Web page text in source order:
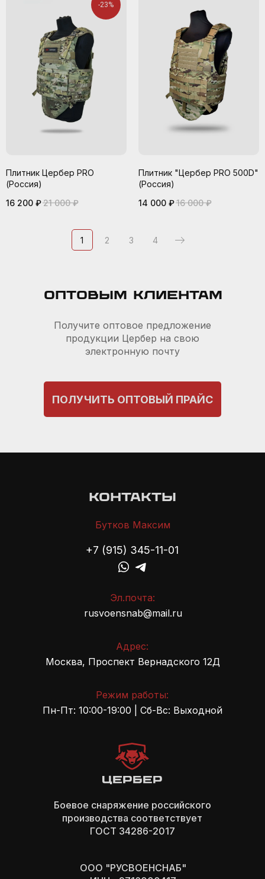
-23%
Плитник Цербер PRO
(Россия)
16 200 ₽21 000 ₽
Плитник "Цербер PRO 500D"
(Россия)
14 000 ₽16 000 ₽
1 2 3 4
ПОЛУЧИТЬ ОПТОВЫЙ ПРАЙС
Получите оптовое предложение
продукции Цербер на свою
электронную почту
Оптовым клиентам
контакты
Бутков Максим
Эл.почта:
Боевое снаряжение российского
производства cоответствует
ГОСТ 34286-2017
ООО "РУСВОЕНСНАБ"
Адрес:
Режим работы:
rusvoensnab@mail.ru
Москва, Проспект Вернадского 12Д
Пн-Пт: 10:00-19:00 | Сб-Вс: Выходной
+7 (915) 345-11-01